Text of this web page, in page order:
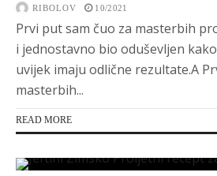
RIBOLOV 10/2021
Prvi put sam čuo za masterbih
i jednostavno bio oduševljen
uvijek imaju odlične rezultate.A
masterbih...
READ MORE